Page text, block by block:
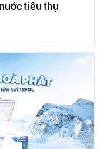
tiêu thụ